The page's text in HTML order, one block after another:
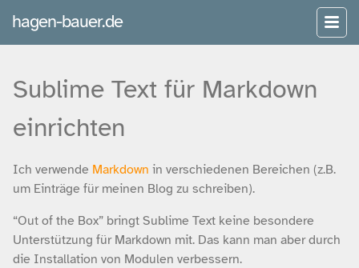
hagen-bauer.de
Sublime Text für Markdown
einrichten
Ich verwende Markdown in verschiedenen Bereichen (z.B.
um Einträge für meinen Blog zu schreiben).
“Out of the Box” bringt Sublime Text keine besondere
Unterstützung für Markdown mit. Das kann man aber durch
die Installation von Modulen verbessern.